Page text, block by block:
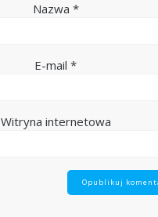
Nazwa *
E-mail *
Witryna internetowa